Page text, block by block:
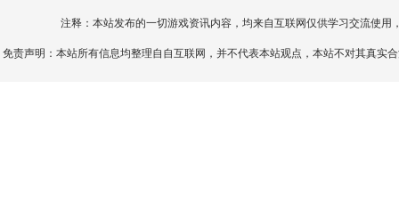
注释：本站发布的一切游戏资讯内容，均来自互联网仅供学习交流使
免责声明：本站所有信息均整理自自互联网，并不代表本站观点，本站不对其真实